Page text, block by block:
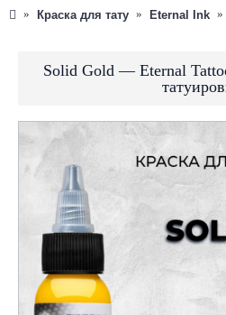
Краска для тату Eternal Ink
Solid Gold — Eternal